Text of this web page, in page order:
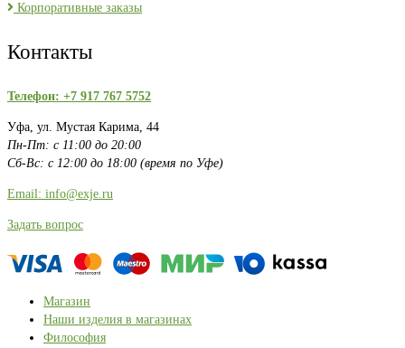
Корпоративные заказы
Контакты
Телефон: +7 917 767 5752
Уфа, ул. Мустая Карима, 44
Пн-Пт: с 11:00 до 20:00
Сб-Вс: с 12:00 до 18:00 (время по Уфе)
Email: info@exje.ru
Задать вопрос
Магазин
Наши изделия в магазинах
Философия